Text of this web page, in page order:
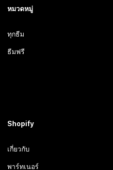
หมวดหมู่
ทุกธีม
ธีมฟรี
Shopify
เกี่ยวกับ
พาร์ทเนอร์